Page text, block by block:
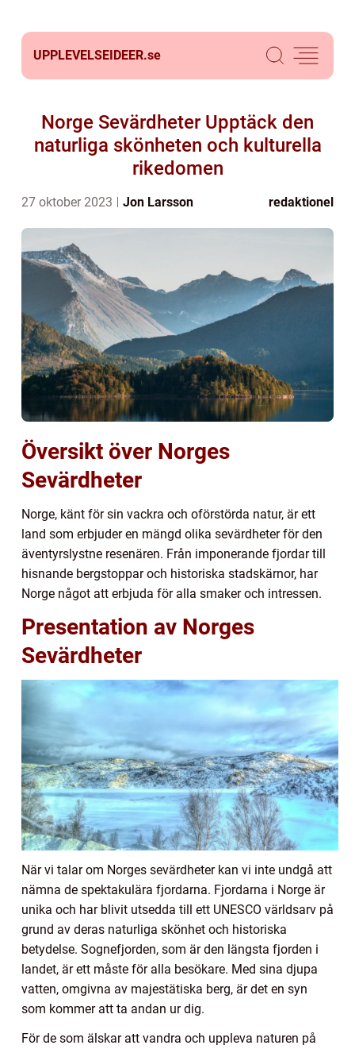
UPPLEVELSEIDEER.se
Norge Sevärdheter Upptäck den
naturliga skönheten och kulturella
rikedomen
27 oktober 2023 Jon Larsson redaktionel
Översikt över Norges
Sevärdheter
Norge, känt för sin vackra och oförstörda natur, är ett
land som erbjuder en mängd olika sevärdheter för den
äventyrslystne resenären. Från imponerande fjordar till
hisnande bergstoppar och historiska stadskärnor, har
Norge något att erbjuda för alla smaker och intressen.
Presentation av Norges
Sevärdheter
När vi talar om Norges sevärdheter kan vi inte undgå att
nämna de spektakulära fjordarna. Fjordarna i Norge är
unika och har blivit utsedda till ett UNESCO världsarv på
grund av deras naturliga skönhet och historiska
betydelse. Sognefjorden, som är den längsta fjorden i
landet, är ett måste för alla besökare. Med sina djupa
vatten, omgivna av majestätiska berg, är det en syn
som kommer att ta andan ur dig.
För de som älskar att vandra och uppleva naturen på